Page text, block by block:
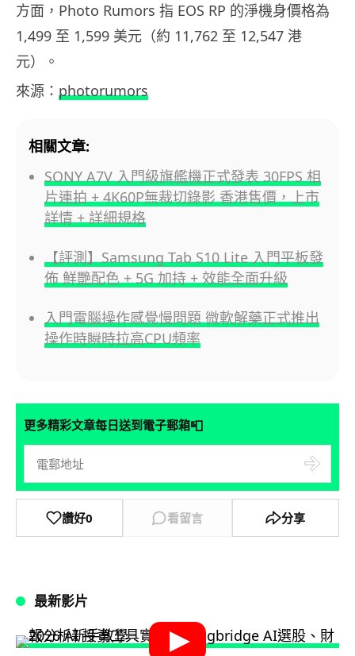
方面，Photo Rumors 指 EOS RP 的淨機身價格為
1,499 至 1,599 美元（約 11,762 至 12,547 港
元）。
來源： photorumors
相關文章:
SONY A7V 入門級旗艦機正式發表 30FPS 相
片連拍 + 4K60P無裁切錄影 香港售價，上市
詳情 + 詳細規格
【評測】Samsung Tab S10 Lite 入門平板發
佈 鮮艷配色 + 5G 加持 + 效能全面升級
入門電腦操作感覺慢問題 微軟解藥正式推出
操作時瞬時拉高CPU頻率
更多精彩文章每日送到電子郵箱📮
讚好0 看留言 分享
最新影片